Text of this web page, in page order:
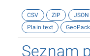
činnosti.
CSV ZIP JSON
Plain text
Seznam